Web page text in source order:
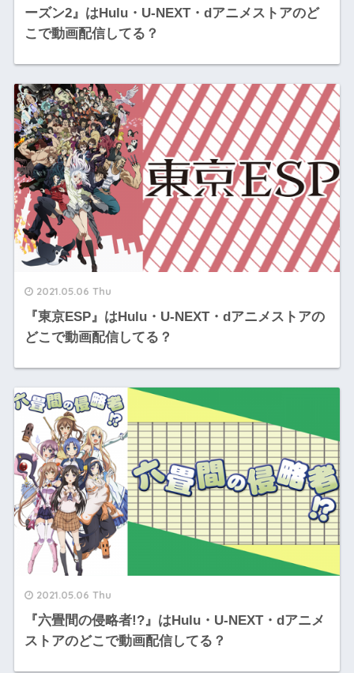
ーズン2』はHulu・U-NEXT・dアニメストアのど
こで動画配信してる？
2021.05.06 Thu
『東京ESP』はHulu・U-NEXT・dアニメストアの
どこで動画配信してる？
2021.05.06 Thu
『六畳間の侵略者!?』はHulu・U-NEXT・dアニメ
ストアのどこで動画配信してる？